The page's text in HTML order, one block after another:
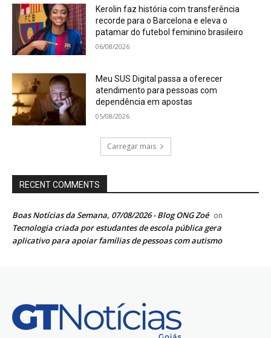
Kerolin faz história com transferência
recorde para o Barcelona e eleva o
patamar do futebol feminino brasileiro
06/08/2026
Meu SUS Digital passa a oferecer
atendimento para pessoas com
dependência em apostas
05/08/2026
Carregar mais
RECENT COMMENTS
Boas Notícias da Semana, 07/08/2026 - Blog ONG Zoé on
Tecnologia criada por estudantes de escola pública gera
aplicativo para apoiar famílias de pessoas com autismo